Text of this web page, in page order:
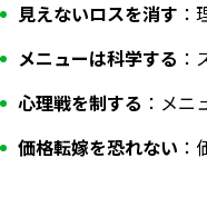
見えないロスを消す
メニューは科学する ：
心理戦を制する ：メ
価格転嫁を恐れない ：